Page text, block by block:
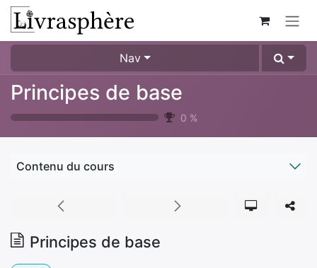
Se rendre au contenu
Nav
Principes de base
0 %
Contenu du cours
Principes de base